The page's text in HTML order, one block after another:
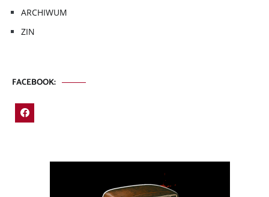
ARCHIWUM
ZIN
FACEBOOK: